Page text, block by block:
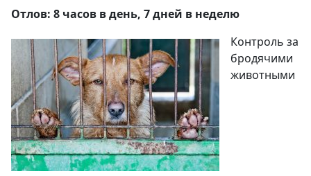
Отлов: 8 часов в день, 7 дней в неделю
Контроль за
бродячими
животными